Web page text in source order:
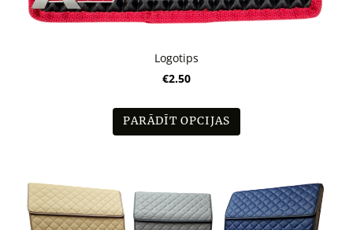
Logotips
€2.50
PARĀDĪT OPCIJAS